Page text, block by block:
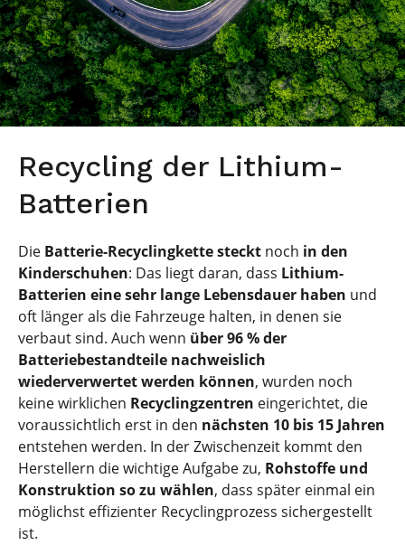
Recycling der Lithium-
Batterien
Die Batterie-Recyclingkettesteckt noch in den
Kinderschuhen: Das liegt daran, dass Lithium-
Batterien eine sehr lange Lebensdauer haben und
oft länger als die Fahrzeuge halten, in denen sie
verbaut sind. Auch wenn über 96 % der
Batteriebestandteile nachweislich
wiederverwertet werden können, wurden noch
keine wirklichen Recyclingzentren eingerichtet, die
voraussichtlich erst in den nächsten 10 bis 15 Jahren
entstehen werden. In der Zwischenzeit kommt den
Herstellern die wichtige Aufgabe zu, Rohstoffe und
Konstruktion so zu wählen, dass später einmal ein
möglichst effizienter Recyclingprozess sichergestellt
ist.